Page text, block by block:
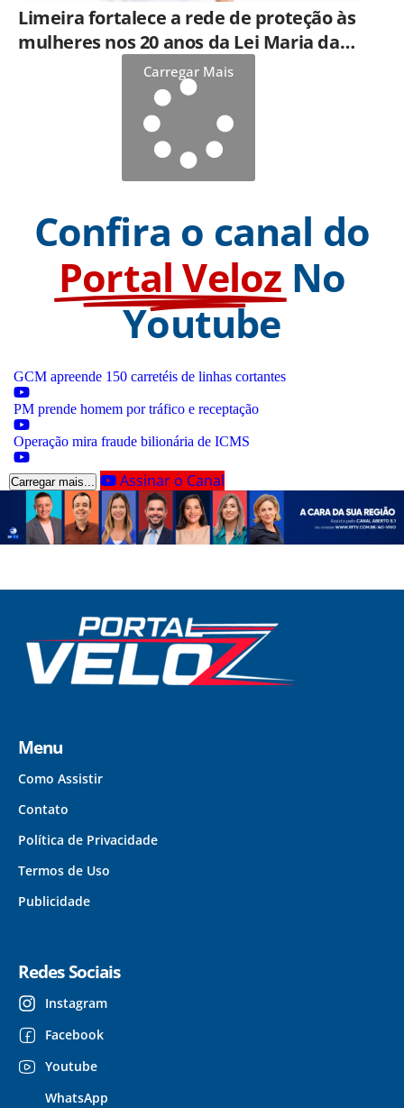
Limeira fortalece a rede de proteção às
mulheres nos 20 anos da Lei Maria da
Carregar Mais
Confira o canal do
Portal Veloz No
Youtube
GCM apreende 150 carretéis de linhas cortantes
PM prende homem por tráfico e receptação
Operação mira fraude bilionária de ICMS
Carregar mais... Assinar o Canal
Menu
Como Assistir
Contato
Política de Privacidade
Termos de Uso
Publicidade
Redes Sociais
Instagram
Facebook
Youtube
WhatsApp